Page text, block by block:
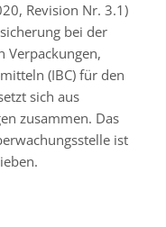
Revision Nr. 3.1)
bei der
Verpackungen,
(IBC) für den
sich aus
zusammen. Das
ist